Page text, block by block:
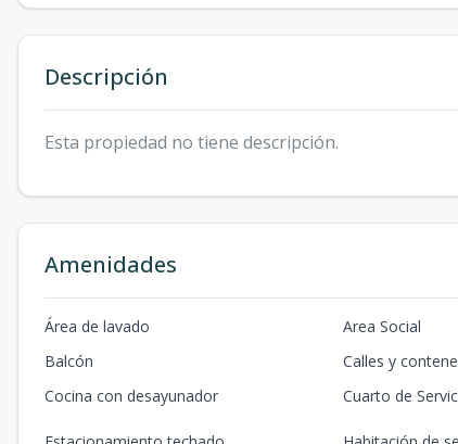
Descripción
Esta propiedad no tiene descripción.
Amenidades
Área de lavado Area Social
Balcón
Calles y
Cocina con desayunador
Cuarto de